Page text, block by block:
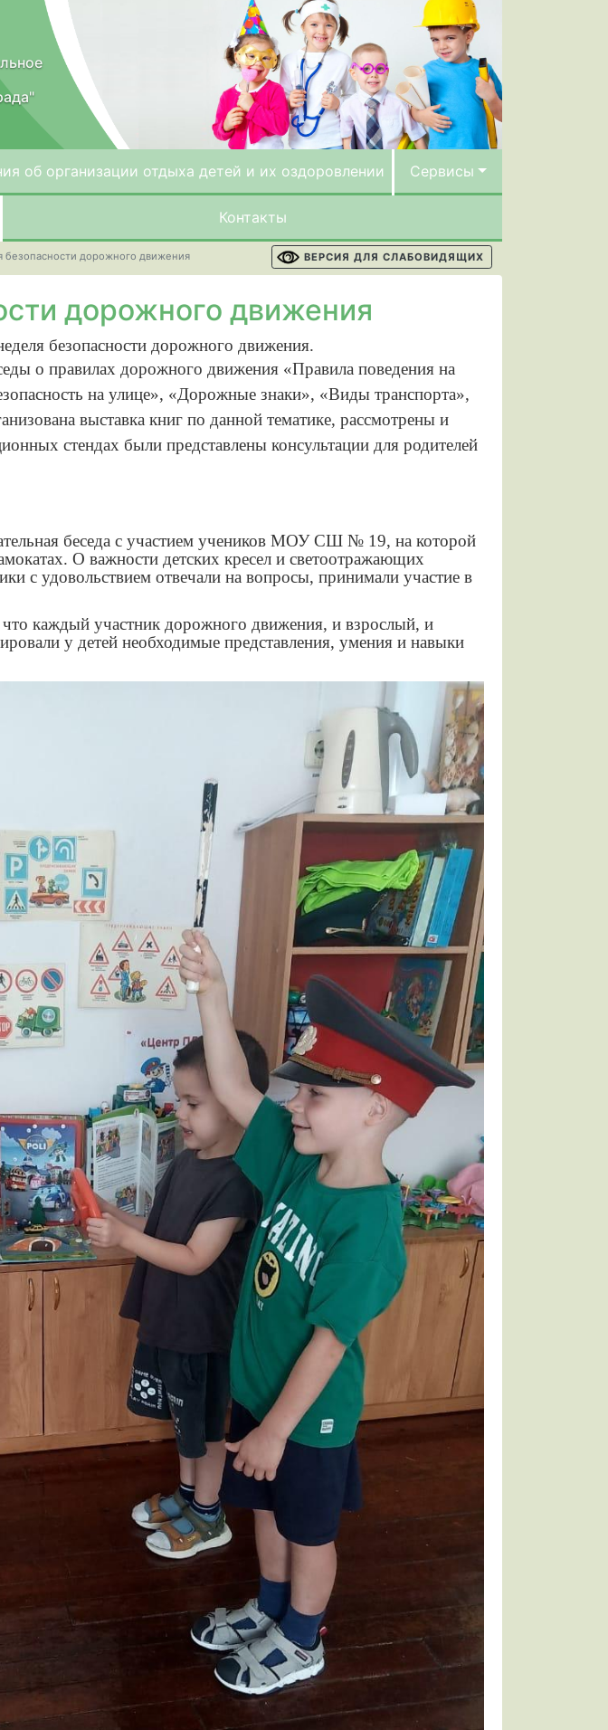
об организации отдыха детей и их оздоровлении Сервисы
Контакты
безопасности дорожного движения ВЕРСИЯ ДЛЯ СЛАБОВИДЯЩИХ
дорожного движения
безопасности дорожного движения.
о правилах дорожного движения «Правила поведения на
на улице», «Дорожные знаки», «Виды транспорта»,
выставка книг по данной тематике, рассмотрены и
стендах были представлены консультации для родителей
беседа с участием учеников МОУ СШ № 19, на которой
О важности детских кресел и светоотражающих
с удовольствием отвечали на вопросы, принимали участие в
что каждый участник дорожного движения, и взрослый, и
у детей необходимые представления, умения и навыки